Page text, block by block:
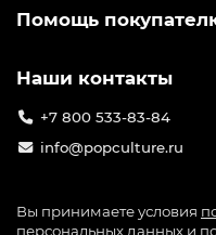
Помощь
Наши контакты
+7 800 533-83-84
info@popculture.ru
Вы принимаете условия
персональных данных и